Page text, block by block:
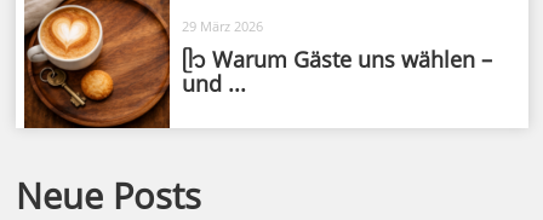
29 März 2026
ᥫ᭡ Warum Gäste uns wählen –
und ...
Neue Posts